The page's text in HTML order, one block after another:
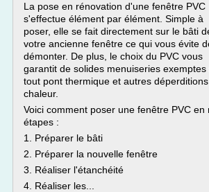
La pose en rénovation d'une fenêtre PVC
s'effectue élément par élément. Simple à
poser, elle se fait directement sur le bâti
votre ancienne fenêtre ce qui vous évite
démonter. De plus, le choix du PVC vous
garantit de solides menuiseries exemptes
tout pont thermique et autres
chaleur.
Voici comment poser une fenêtre PVC en
étapes :
1. Préparer le bâti
2. Préparer la nouvelle fenêtre
3. Réaliser l'étanchéité
4. Réaliser les...